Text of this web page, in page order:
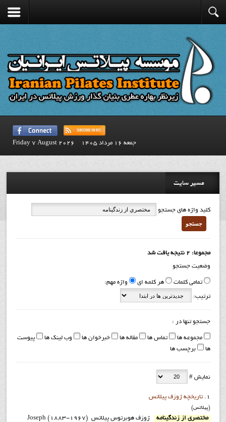
جمعه 16 مرداد 1405 Friday 7 August 2026
مسیر سایت
کلید واژه های جستجو
جستجو
مجموعا: 2 نتیجه یافت شد
وضعیت جستجو
تمامی کلمات هر کلمه ای واژه مهم:
ترتیب:
جستجو تنها در :
مجموعه ها تماس ها مقاله ها خبرخوان ها وب لینک ها
پیوست
ها
برچسب ها
نمایش #
1.
تاريخچه ژوزف پيلاتس
(پيلاتس)
مختصري از زندگينامه
ژوزف هوبرتوس پيلاتس (1967-188۳) Joseph